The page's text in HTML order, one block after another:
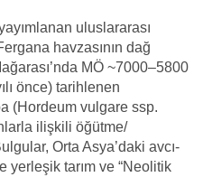
uluslararası
havzasının dağ
MÖ ~7000–5800
önce) tarihlenen
(Hordeum vulgare ssp.
ilişkili öğütme/
Orta Asya’daki avcı-
yerleşik tarım ve “Neolitik